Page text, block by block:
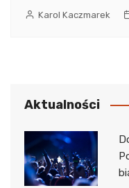
Karol Kaczmarek
Aktualności